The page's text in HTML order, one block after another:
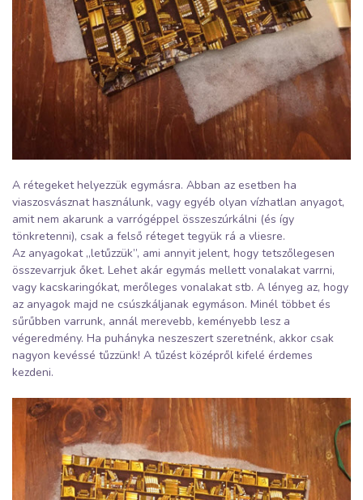
A rétegeket helyezzük egymásra. Abban az esetben ha
viaszosvásznat használunk, vagy egyéb olyan vízhatlan anyagot,
amit nem akarunk a varrógéppel összeszúrkálni (és így
tönkretenni), csak a felső réteget tegyük rá a vliesre.
Az anyagokat „letűzzük”, ami annyit jelent, hogy tetszőlegesen
összevarrjuk őket. Lehet akár egymás mellett vonalakat varrni,
vagy kacskaringókat, merőleges vonalakat stb. A lényeg az, hogy
az anyagok majd ne csúszkáljanak egymáson. Minél többet és
sűrűbben varrunk, annál merevebb, keményebb lesz a
végeredmény. Ha puhányka neszeszert szeretnénk, akkor csak
nagyon kevéssé tűzzünk! A tűzést középről kifelé érdemes
kezdeni.